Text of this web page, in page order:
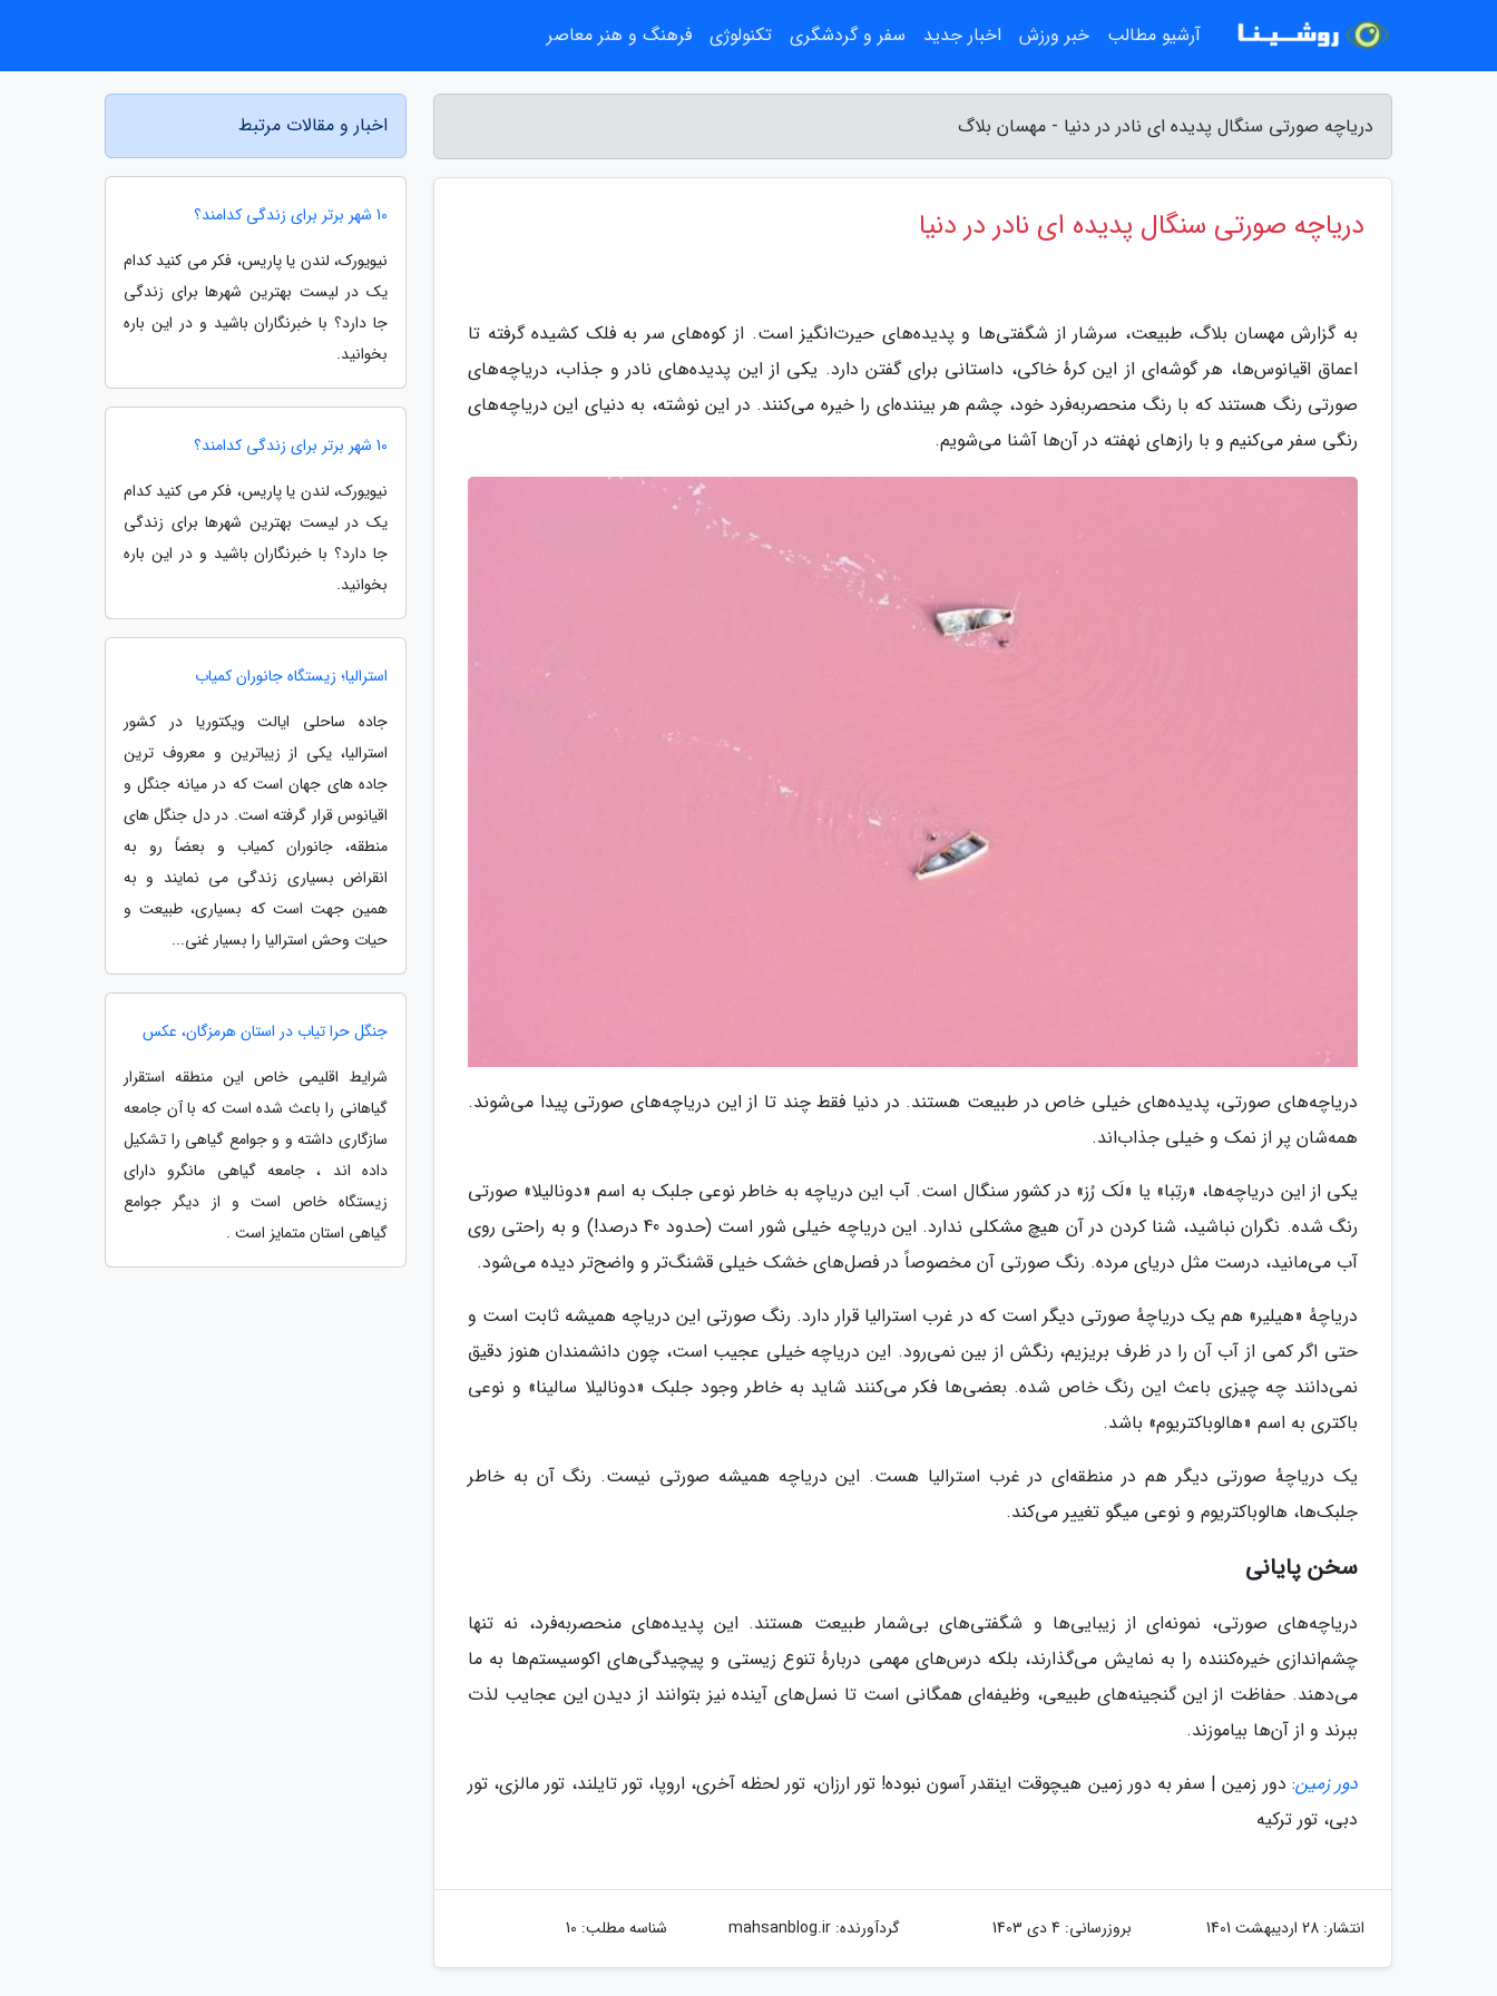
دریاچه صورتی سنگال پدیده ای نادر در دنیا - مهسان بلاگ
دریاچه صورتی سنگال پدیده ای نادر در دنیا
به گزارش مهسان بلاگ، طبیعت، سرشار از شگفتی‌ها و پدیده‌های حیرت‌انگیز است. از کوه‌های سر به فلک کشیده گرفته تا
اعماق اقیانوس‌ها، هر گوشه‌ای از این کرهٔ خاکی، داستانی برای گفتن دارد. یکی از این پدیده‌های نادر و جذاب، دریاچه‌های
صورتی رنگ هستند که با رنگ منحصربه‌فرد خود، چشم هر بیننده‌ای را خیره می‌کنند. در این نوشته، به دنیای این دریاچه‌های
رنگی سفر می‌کنیم و با رازهای نهفته در آن‌ها آشنا می‌شویم.
دریاچه‌های صورتی، پدیده‌های خیلی خاص در طبیعت هستند. در دنیا فقط چند تا از این دریاچه‌های صورتی پیدا می‌شوند.
همه‌شان پر از نمک و خیلی جذاب‌اند.
یکی از این دریاچه‌ها، «رتِبا» یا «لَک رُز» در کشور سنگال است. آب این دریاچه به خاطر نوعی جلبک به اسم «دونالیلا» صورتی
رنگ شده. نگران نباشید، شنا کردن در آن هیچ مشکلی ندارد. این دریاچه خیلی شور است (حدود 40 درصد!) و به راحتی روی
آب می‌مانید، درست مثل دریای مرده. رنگ صورتی آن مخصوصاً در فصل‌های خشک خیلی قشنگ‌تر و واضح‌تر دیده می‌شود.
دریاچهٔ «هیلیر» هم یک دریاچهٔ صورتی دیگر است که در غرب استرالیا قرار دارد. رنگ صورتی این دریاچه همیشه ثابت است و
حتی اگر کمی از آب آن را در ظرف بریزیم، رنگش از بین نمی‌رود. این دریاچه خیلی عجیب است، چون دانشمندان هنوز دقیق
نمی‌دانند چه چیزی باعث این رنگ خاص شده. بعضی‌ها فکر می‌کنند شاید به خاطر وجود جلبک «دونالیلا سالینا» و نوعی
باکتری به اسم «هالوباکتریوم» باشد.
یک دریاچهٔ صورتی دیگر هم در منطقه‌ای در غرب استرالیا هست. این دریاچه همیشه صورتی نیست. رنگ آن به خاطر
جلبک‌ها، هالوباکتریوم و نوعی میگو تغییر می‌کند.
سخن پایانی
دریاچه‌های صورتی، نمونه‌ای از زیبایی‌ها و شگفتی‌های بی‌شمار طبیعت هستند. این پدیده‌های منحصربه‌فرد، نه تنها
چشم‌اندازی خیره‌کننده را به نمایش می‌گذارند، بلکه درس‌های مهمی دربارهٔ تنوع زیستی و پیچیدگی‌های اکوسیستم‌ها به ما
می‌دهند. حفاظت از این گنجینه‌های طبیعی، وظیفه‌ای همگانی است تا نسل‌های آینده نیز بتوانند از دیدن این عجایب لذت
ببرند و از آن‌ها بیاموزند.
دور زمین: دور زمین | سفر به دور زمین هیچوقت اینقدر آسون نبوده! تور ارزان، تور لحظه آخری، اروپا، تور تایلند، تور مالزی، تور
دبی، تور ترکیه
انتشار: 28 اردیبهشت 1401 بروزرسانی: 4 دی 1403 گردآورنده:mahsanblog.ir شناسه مطلب: 10
اخبار و مقالات مرتبط
10 شهر برتر برای زندگی کدامند؟
نیویورک، لندن یا پاریس، فکر می کنید کدام
یک در لیست بهترین شهرها برای زندگی
جا دارد؟ با خبرنگاران باشید و در این باره
بخوانید.
10 شهر برتر برای زندگی کدامند؟
نیویورک، لندن یا پاریس، فکر می کنید کدام
یک در لیست بهترین شهرها برای زندگی
جا دارد؟ با خبرنگاران باشید و در این باره
بخوانید.
استرالیا؛ زیستگاه جانوران کمیاب
جاده ساحلی ایالت ویکتوریا در کشور
استرالیا، یکی از زیباترین و معروف ترین
جاده های جهان است که در میانه جنگل و
اقیانوس قرار گرفته است. در دل جنگل های
منطقه، جانوران کمیاب و بعضاً رو به
انقراض بسیاری زندگی می نمایند و به
همین جهت است که بسیاری، طبیعت و
حیات وحش استرالیا را بسیار غنی...
جنگل حرا تیاب در استان هرمزگان، عکس
شرایط اقلیمی خاص این منطقه استقرار
گیاهانی را باعث شده است که با آن جامعه
سازگاری داشته و و جوامع گیاهی را تشکیل
داده اند ، جامعه گیاهی مانگرو دارای
زیستگاه خاص است و از دیگر جوامع
گیاهی استان متمایز است .
آرشیو مطالب خبر ورزش اخبار جدید سفر و گردشگری تکنولوژی فرهنگ و هنر معاصر